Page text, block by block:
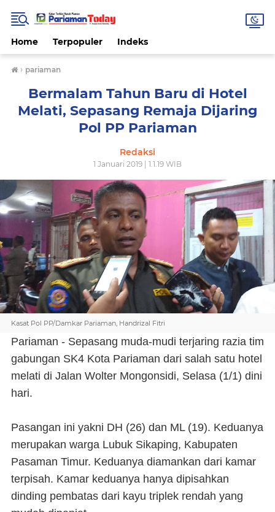
Home Terpopuler Indeks
› pariaman
Bermalam Tahun Baru di Hotel
Melati, Sepasang Remaja Dijaring
Pol PP Pariaman
Redaksi
1 Januari 2019 | 1.1.19 WIB
Kasat Pol PP/Damkar Pariaman, Handrizal Fitri
Pariaman - Sepasang muda-mudi terjaring razia tim
gabungan SK4 Kota Pariaman dari salah satu hotel
melati di Jalan Wolter Mongonsidi, Selasa (1/1) dini
hari.
Pasangan ini yakni DH (26) dan ML (19). Keduanya
merupakan warga Lubuk Sikaping, Kabupaten
Pasaman Timur. Keduanya diamankan dari kamar
terpisah. Kamar keduanya hanya dipisahkan
dinding pembatas dari kayu triplek rendah yang